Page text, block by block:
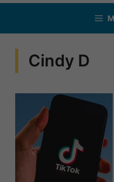
Cindy D